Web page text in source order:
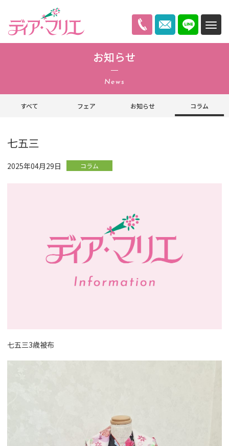
ディアマリエ
お知らせ
News
すべて フェア お知らせ コラム
七五三
2025年04月29日 コラム
七五三3歳被布